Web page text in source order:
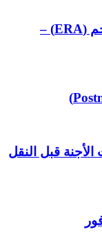
الفحص الوراثي لتقبل بطانة بطانة الرحم (ERA) –
قبل النقل